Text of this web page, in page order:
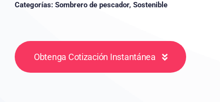
Categorías: Sombrero de pescador, Sostenible
Obtenga Cotización Instantánea